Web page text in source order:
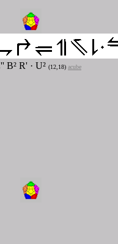
B² R' · U² (12,18) acube